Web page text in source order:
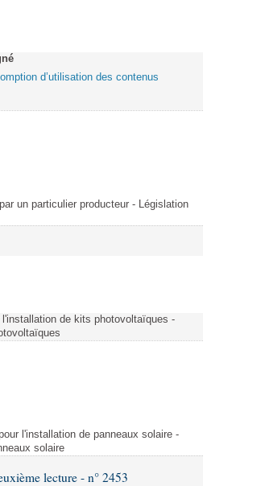
d’utilisation des contenus
un particulier producteur - Législation
de kits photovoltaïques -
l'installation de panneaux solaire -
solaire
lecture - n° 2453